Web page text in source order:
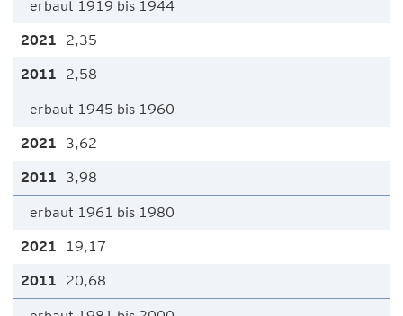
erbaut 1919 bis 1944
2,35
2,58
erbaut 1945 bis 1960
3,62
3,98
erbaut 1961 bis 1980
19,17
20,68